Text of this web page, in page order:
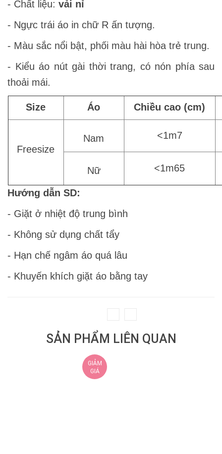
- Chất liệu: vải nỉ
- Ngực trái áo in chữ R ấn tượng.
- Màu sắc nổi bật, phối màu hài hòa trẻ trung.
- Kiểu áo nút gài thời trang, có nón phía sau
thoải mái.
Size Áo Chiều cao (cm)
Freesize
Nam <1m7
Nữ <1m65
Hướng dẫn SD:
- Giặt ở nhiệt độ trung bình
- Không sử dụng chất tẩy
- Hạn chế ngâm áo quá lâu
- Khuyến khích giặt áo bằng tay
SẢN PHẨM LIÊN QUAN
GIẢM
GIÁ